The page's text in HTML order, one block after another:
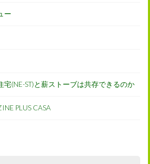
ー
宅(NE-ST)と薪ストーブは共存できるのか
PLUS CASA